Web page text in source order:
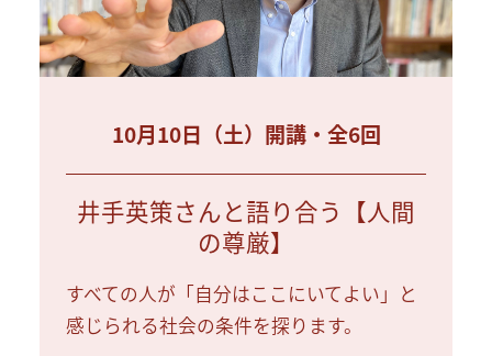
10月10日（土）開講・全6回
井手英策さんと語り合う【人間
の尊厳】
すべての人が「自分はここにいてよい」と
感じられる社会の条件を探ります。